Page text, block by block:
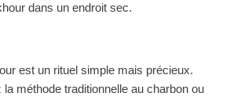
dans un endroit sec.
est un rituel simple mais précieux.
méthode traditionnelle au charbon ou